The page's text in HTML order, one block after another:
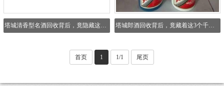
塔城清香型名酒回收背后，竟隐藏这3个暴利真相！ 塔城郎酒回收背后，竟藏着这3个千万注意的真相！
首页 1 1/1 尾页